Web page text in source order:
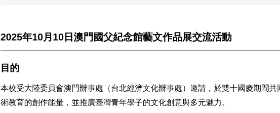
2025年10月10日澳門國父紀念館藝文作品展交流活動
目的
本校受大陸委員會澳門辦事處（台北經濟文化辦事處）邀請，於雙十國慶期間共
術教育的創作能量，並推廣臺灣青年學子的文化創意與多元魅力。